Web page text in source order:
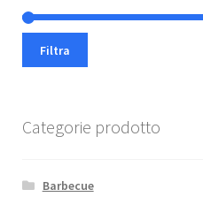
Filtra
Categorie prodotto
Barbecue